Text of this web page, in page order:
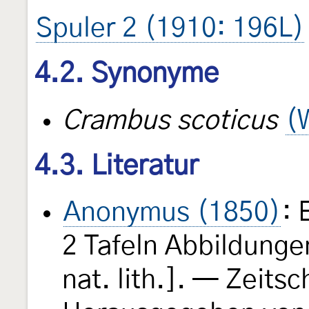
Spuler 2 (1910: 196L)
4.2. Synonyme
Crambus scoticus
4.3. Literatur
Anonymus (1850) :
2 Tafeln
nat. lith.]. —